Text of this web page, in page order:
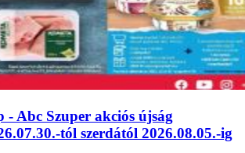
- Abc Szuper akciós újság
tól szerdától 2026.08.05.-ig